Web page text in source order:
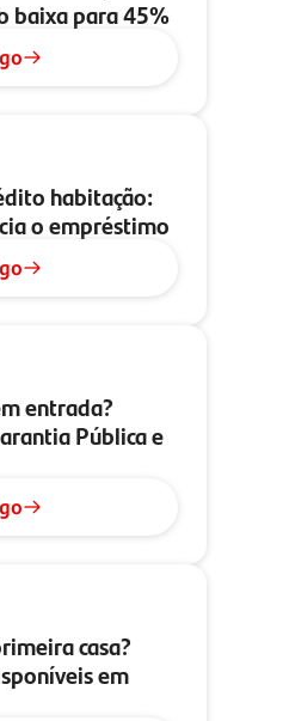
baixa para 45%
habitação:
o empréstimo
entrada?
Pública e
casa?
em